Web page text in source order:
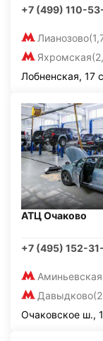
+7 (499) 110-
Лианозово
Яхромская
Лобненская, 17
АТЦ Очаково
+7 (495) 152-
Аминьевская
Давыдково
Очаковское ш.,